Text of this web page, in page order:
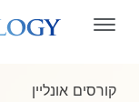
קורסים אונליין